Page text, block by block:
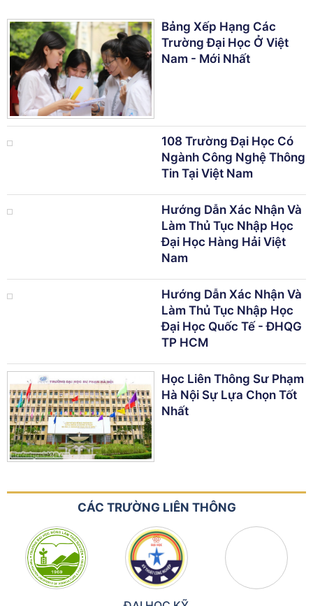
Bảng Xếp Hạng Các
Trường Đại Học Ở Việt
Nam - Mới Nhất
108 Trường Đại Học Có
Ngành Công Nghệ Thông
Tin Tại Việt Nam
Hướng Dẫn Xác Nhận Và
Làm Thủ Tục Nhập Học
Đại Học Hàng Hải Việt
Nam
Hướng Dẫn Xác Nhận Và
Làm Thủ Tục Nhập Học
Đại Học Quốc Tế - ĐHQG
TP HCM
Học Liên Thông Sư Phạm
Hà Nội Sự Lựa Chọn Tốt
Nhất
CÁC TRƯỜNG LIÊN THÔNG